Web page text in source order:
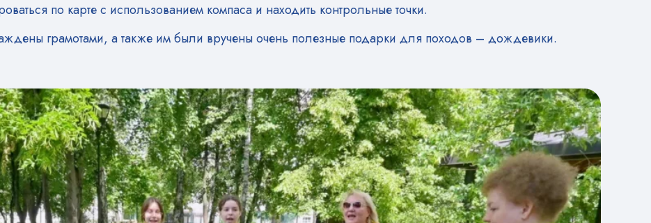
по карте с использованием компаса и находить контрольные точки.
грамотами, а также им были вручены очень полезные подарки для походов – дождевики.